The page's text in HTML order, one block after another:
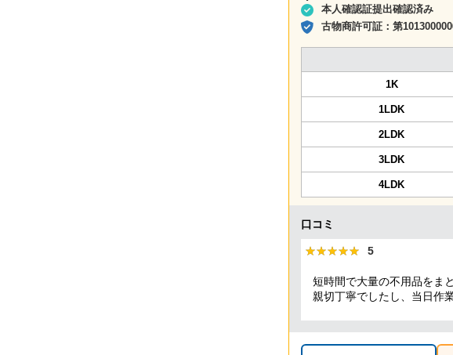
本人確認証提出確認済み
古物商許可証： 第
1K
1LDK
2LDK
3LDK
4LDK
口コミ
★★★★★
★★★★★ 5
短時間で大量の不用品をま
親切丁寧でしたし、当日作